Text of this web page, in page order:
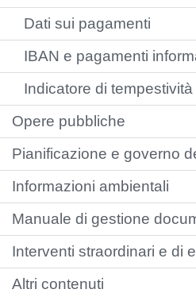
Dati sui pagamenti
IBAN e pagamenti
Indicatore di
Opere pubbliche
Pianificazione e governo
Informazioni ambientali
Manuale di gestione
Interventi straordinari e di
Altri contenuti